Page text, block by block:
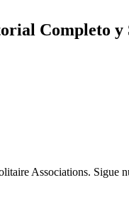
Completo y
Associations. Sigue